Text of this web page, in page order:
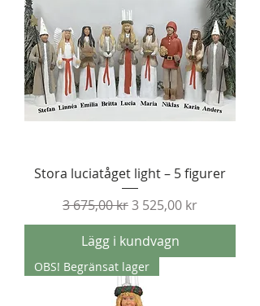
Stora luciatåget light – 5 figurer
Ordinarie pris
3 675,00 krReapris
3 525,00 kr
Lägg i kundvagn
OBS! Begränsat lager